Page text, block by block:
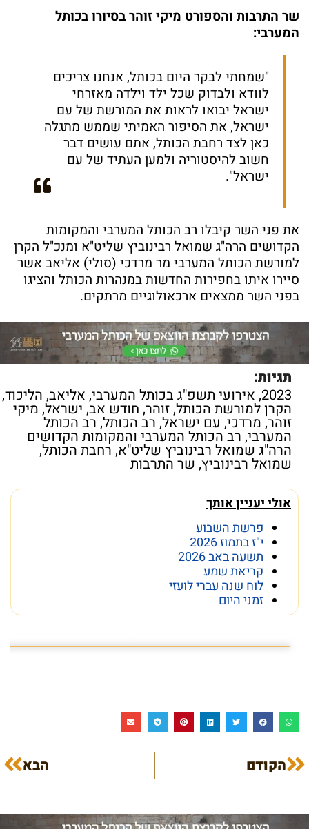
שר התרבות והספורט מיקי זוהר בסיורו בכותל
המערבי:
"שמחתי לבקר היום בכותל, אנחנו צריכים
לוודא ולבדוק שכל ילד וילדה מאזרחי
ישראל יבואו לראות את המורשת של עם
ישראל, את הסיפור האמיתי שממש מתגלה
כאן לצד רחבת הכותל, אתם עושים דבר
חשוב להיסטוריה ולמען העתיד של עם
ישראל".
את פני השר קיבלו רב הכותל המערבי והמקומות
הקדושים הרה"ג שמואל רבינוביץ שליט"א ומנכ"ל הקרן
למורשת הכותל המערבי מר מרדכי (סולי) אליאב אשר
סיירו איתו בחפירות החדשות במנהרות הכותל והציגו
בפני השר ממצאים ארכאולוגיים מרתקים.
תגיות:
2023
, אירועי תשפ"ג בכותל המערבי, אליאב, הליכוד,
הקרן למורשת הכותל,זוהר, חודש אב, ישראל, מיקי
זוהר, מרדכי, עם ישראל, רב הכותל, רב הכותל
המערבי, רב הכותל המערבי והמקומות הקדושים
הרה"ג שמואל רבינוביץ שליט"א, רחבת הכותל,
שמואל רבינוביץ, שר התרבות
אולי יעניין אותך
פרשת השבוע
י"ז בתמוז 2026
תשעה באב 2026
קריאת שמע
לוח שנה עברי לועזי
זמני היום
הקודם הבא